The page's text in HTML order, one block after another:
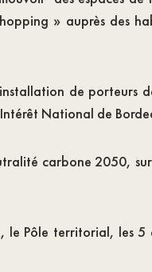
» auprès des
de porteurs
National de
carbone 2050,
Pôle territorial, les 5